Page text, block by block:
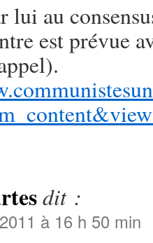
lui au
est prévue
dit :
à 16 h 50 min